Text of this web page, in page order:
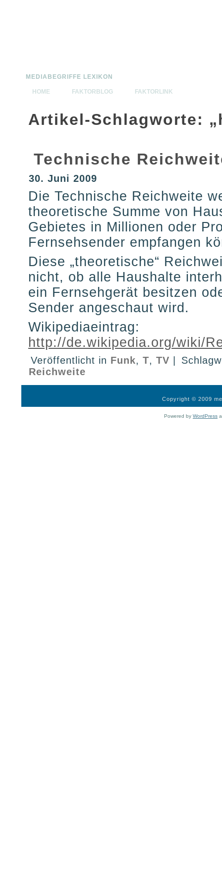
MEDIABEGRIFFE LEXIKON
HOME FAKTORBLOG FAKTORLINK
Artikel-Schlagworte:
Technische
30. Juni 2009
Die Technische Reichweite
theoretische Summe von
Gebietes in Millionen oder
Fernsehsender empfangen
Diese „theoretische“
nicht, ob alle Haushalte
ein Fernsehgerät besitzen
Sender angeschaut wird.
Wikipediaeintrag:
http://de.wikipedia.org/wiki/
Veröffentlicht in Funk, T, TV
Reichweite
Copyright © 2009
Powered by WordPress